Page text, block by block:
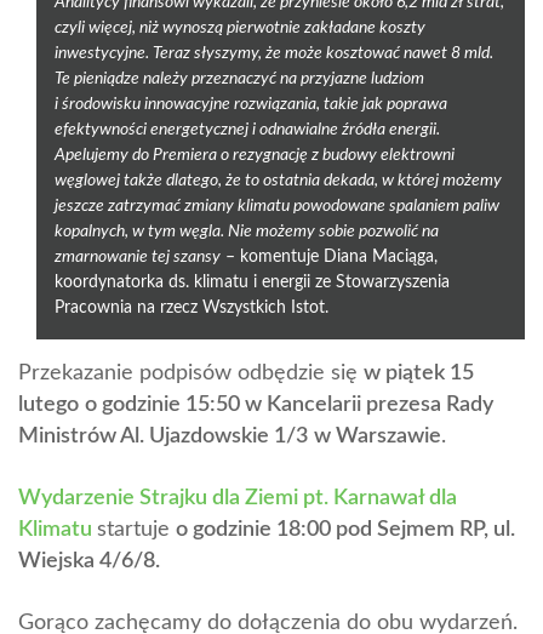
czyli więcej, niż wynoszą pierwotnie zakładane koszty
inwestycyjne. Teraz słyszymy, że może kosztować nawet 8 mld.
Te pieniądze należy przeznaczyć na przyjazne ludziom
i środowisku innowacyjne rozwiązania, takie jak poprawa
efektywności energetycznej i odnawialne źródła energii.
Apelujemy do Premiera o rezygnację z budowy elektrowni
węglowej także dlatego, że to ostatnia dekada, w której możemy
jeszcze zatrzymać zmiany klimatu powodowane spalaniem paliw
kopalnych, w tym węgla. Nie możemy sobie pozwolić na
zmarnowanie tej szansy – komentuje Diana Maciąga,
koordynatorka ds. klimatu i energii ze Stowarzyszenia
Pracownia na rzecz Wszystkich Istot.
Przekazanie podpisów odbędzie się w piątek 15
lutego o godzinie 15:50 w Kancelarii prezesa Rady
Ministrów Al. Ujazdowskie 1/3 w Warszawie.
Wydarzenie Strajku dla Ziemi pt. Karnawał dla
Klimatu startuje o godzinie 18:00 pod Sejmem RP, ul.
Wiejska 4/6/8.
Gorąco zachęcamy do dołączenia do obu wydarzeń.